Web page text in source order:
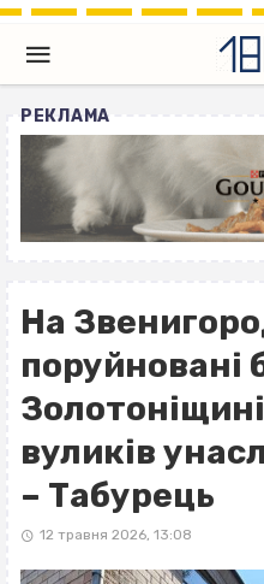
РЕКЛАМА
На
поруйновані
вуликів
– Табурець
12 травня 2026, 13:08